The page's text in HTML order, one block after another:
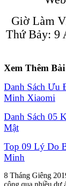
Giờ Làm
Thứ Bảy: 9
Xem Thêm
Danh Sách Ưu
Minh Xiaomi
Danh Sách 05
Mật
Top 09 Lý Do
Minh
8 Tháng Giêng
công qua nhiều dự